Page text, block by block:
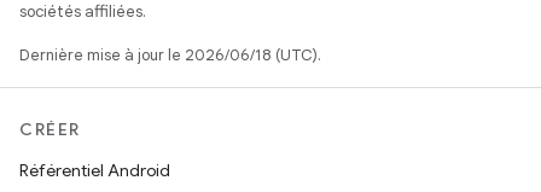
sociétés affiliées.
Dernière mise à jour le 2026/06/18 (UTC).
CRÉER
Référentiel Android